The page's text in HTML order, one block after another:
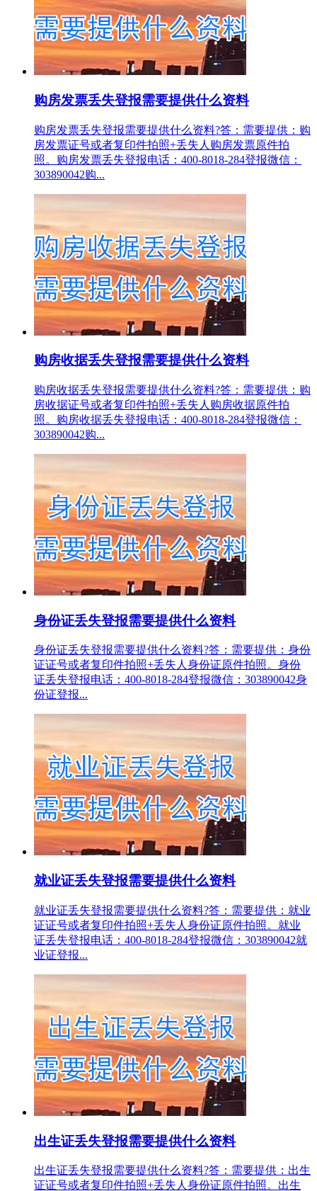
购房发票丢失登报需要提供什么资料
购房发票丢失登报需要提供什么资料?答：需要提供：购
房发票证号或者复印件拍照+丢失人购房发票原件拍
照。购房发票丢失登报电话：400-8018-284登报微信：
303890042购...
购房收据丢失登报需要提供什么资料
购房收据丢失登报需要提供什么资料?答：需要提供：购
房收据证号或者复印件拍照+丢失人购房收据原件拍
照。购房收据丢失登报电话：400-8018-284登报微信：
303890042购...
身份证丢失登报需要提供什么资料
身份证丢失登报需要提供什么资料?答：需要提供：身份
证证号或者复印件拍照+丢失人身份证原件拍照。身份
证丢失登报电话：400-8018-284登报微信：303890042身
份证登报...
就业证丢失登报需要提供什么资料
就业证丢失登报需要提供什么资料?答：需要提供：就业
证证号或者复印件拍照+丢失人身份证原件拍照。就业
证丢失登报电话：400-8018-284登报微信：303890042就
业证登报...
出生证丢失登报需要提供什么资料
出生证丢失登报需要提供什么资料?答：需要提供：出生
证证号或者复印件拍照+丢失人身份证原件拍照。出生